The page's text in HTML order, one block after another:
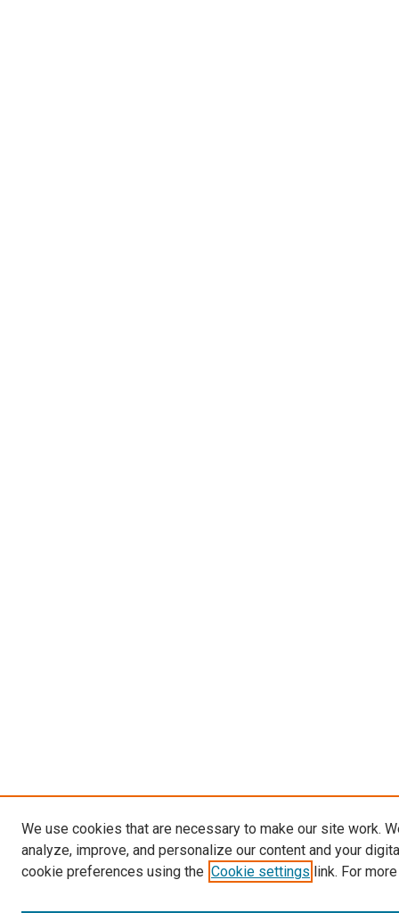
We use cookies that are necessary to make our site work.
analyze, improve, and personalize our content and your
cookie preferences using the Cookie settings link. For